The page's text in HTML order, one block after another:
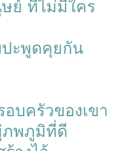
ย์ ที่ไม่มีใคร
ปะพูดคุยกัน
บครัวของเขา
ภพภูมิที่ดี